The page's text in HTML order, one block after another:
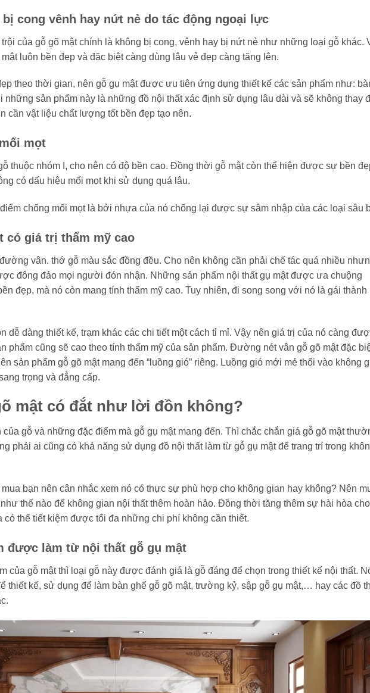
bị cong vênh hay nứt nẻ do tác động ngoại lực
của gỗ gõ mật chính là không bị cong, vênh hay bị nứt nẻ như những loại gỗ khác.
luôn bền đẹp và đặc biệt càng dùng lâu vẻ đẹp càng tăng lên.
theo thời gian, nên gỗ gụ mật được ưu tiên ứng dụng thiết kế các sản phẩm như:
sản phẩm này là những đồ nội thất xác định sử dụng lâu dài và sẽ không thay
cần vật liệu chất lượng tốt bền đẹp tạo nên.
mọt
thuộc nhóm I, cho nên có độ bền cao. Đồng thời gỗ mật còn thể hiện được sự bền
có dấu hiệu mối mọt khi sử dụng quá lâu.
chống mối mọt là bởi nhựa của nó chống lại được sự sâm nhập của các loại sâu
có giá trị thẩm mỹ cao
vân. thớ gỗ màu sắc đồng đều. Cho nên không cần phải chế tác quá nhiều
đông đảo mọi người đón nhận. Những sản phẩm nội thất gụ mật được ưa chuộng
đẹp, mà nó còn mang tính thẩm mỹ cao. Tuy nhiên, đi song song với nó là gái thành
dễ dàng thiết kế, trạm khác các chi tiết một cách tỉ mỉ. Vậy nên giá trị của nó càng
phẩm cũng sẽ cao theo tính thẩm mỹ của sản phẩm. Đường nét vân gỗ gõ mật đặc
sản phẩm gỗ gõ mật mang đến “luồng gió” riêng. Luồng gió mới mẻ thổi vào không
trọng và đẳng cấp.
mật có đắt như lời đồn không?
gỗ và những đặc điểm mà gỗ gụ mật mang đến. Thì chắc chắn giá gỗ gõ mật
phải ai cũng có khả năng sử dụng đồ nội thất làm từ gỗ gụ mật để trang trí trong
bạn nên cân nhắc xem nó có thực sự phù hợp cho không gian hay không? Nên
thế nào để không gian nội thất thêm hoàn hảo. Đồng thời tăng thêm sự hài hòa cho
có thể tiết kiệm được tối đa những chi phí không cần thiết.
được làm từ nội thất gỗ gụ mật
của gỗ mật thì loại gỗ này được đánh giá là gỗ đáng để chọn trong thiết kế nội thất.
thiết kế, sử dụng để làm bàn ghế gỗ gõ mật, trường kỷ, sập gỗ gụ mật,… hay các đồ